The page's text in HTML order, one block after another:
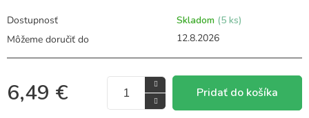
6,49 € Pridať do košíka
Dostupnosť Skladom (5 ks)
Môžeme doručiť do
12.8.2026